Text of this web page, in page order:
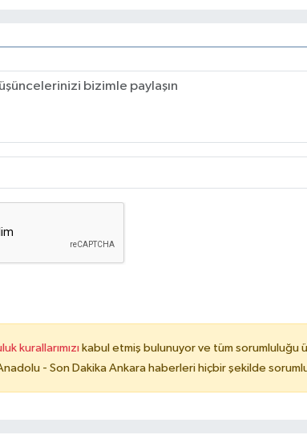
kurallarımızı kabul etmiş bulunuyor ve tüm sorumluluğu
- Son Dakika Ankara haberleri hiçbir şekilde